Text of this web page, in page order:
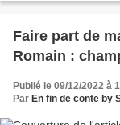
Faire part de
Romain :
Publié le 09/12/2022 à
Par En fin de conte by